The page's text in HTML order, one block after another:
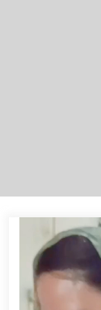
Bukti